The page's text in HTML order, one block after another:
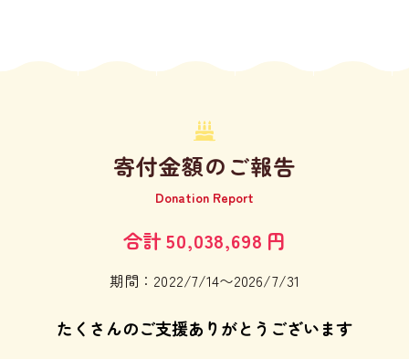
寄付金額のご報告
Donation Report
合計50,038,698 円
期間：2022/7/14〜2026/7/31
たくさんのご支援ありがとうございます